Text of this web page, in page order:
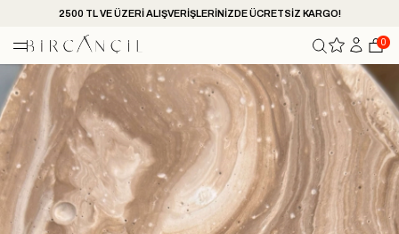
2500 TL VE ÜZERİ ALIŞVERİŞLERİNİZDE ÜCRETSİZ KARGO!
0